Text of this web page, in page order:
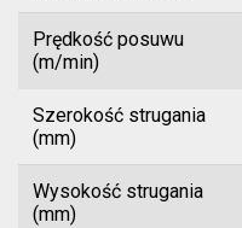
Prędkość posuwu
(m/min)
Szerokość strugania
(mm)
Wysokość strugania
(mm)